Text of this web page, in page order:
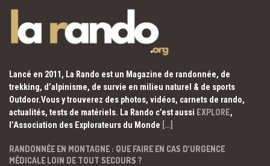
Lancé en 2011, La Rando est un Magazine de randonnée, de
trekking, d’alpinisme, de survie en milieu naturel & de sports
Outdoor.Vous y trouverez des photos, vidéos, carnets de rando,
actualités, tests de matériels. La Rando c’est aussi EXPLORE,
l’Association des Explorateurs du Monde […]
RANDONNÉE EN MONTAGNE : QUE FAIRE EN CAS D’URGENCE
MÉDICALE LOIN DE TOUT SECOURS ?